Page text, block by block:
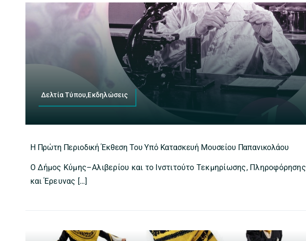
Δελτία Τύπου,Εκδηλώσεις
Η Πρώτη Περιοδική Έκθεση Του Υπό Κατασκευή Μουσείου Παπανικολάου
Ο Δήμος Κύμης–Αλιβερίου και το Ινστιτούτο Τεκμηρίωσης, Πληροφόρησης
και Έρευνας […]